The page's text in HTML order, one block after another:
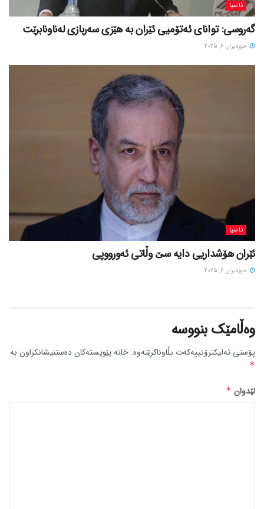
ئاسیا
گەروسی: توانای ئەتۆمیی ئێران بە هێزی سەربازی لەناونابرێت
حوزه‌یران 6, 2025
ئاسیا
ئێران هۆشداریی دایە سێ وڵاتی ئەورووپی
حوزه‌یران 6, 2025
وەڵامێک بنووسە
پۆستی ئەلیکترۆنییەکەت بڵاوناکرێتەوە. خانە پێویستەکان دەستنیشانکراون بە
*
لێدوان *